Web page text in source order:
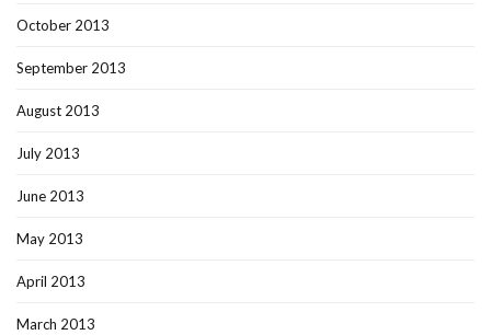
October 2013
September 2013
August 2013
July 2013
June 2013
May 2013
April 2013
March 2013